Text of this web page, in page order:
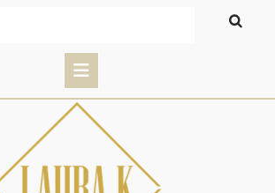
Button